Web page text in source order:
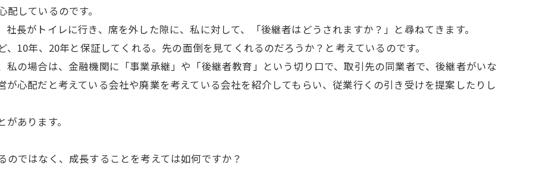
しているのです。
長がトイレに行き、席を外した隙に、私に対して、「後継者はどうされますか？」と尋ねてきます。
10年、20年と保証してくれる。先の面倒を見てくれるのだろうか？と考えているのです。
私の場合は、金融機関に「事業承継」や「後継者教育」という切り口で、取引先の同業者で、後継者がいな
が心配だと考えている会社や廃業を考えている会社を紹介してもらい、従業行くの引き受けを提案したりし
あります。
のではなく、成長することを考えては如何ですか？